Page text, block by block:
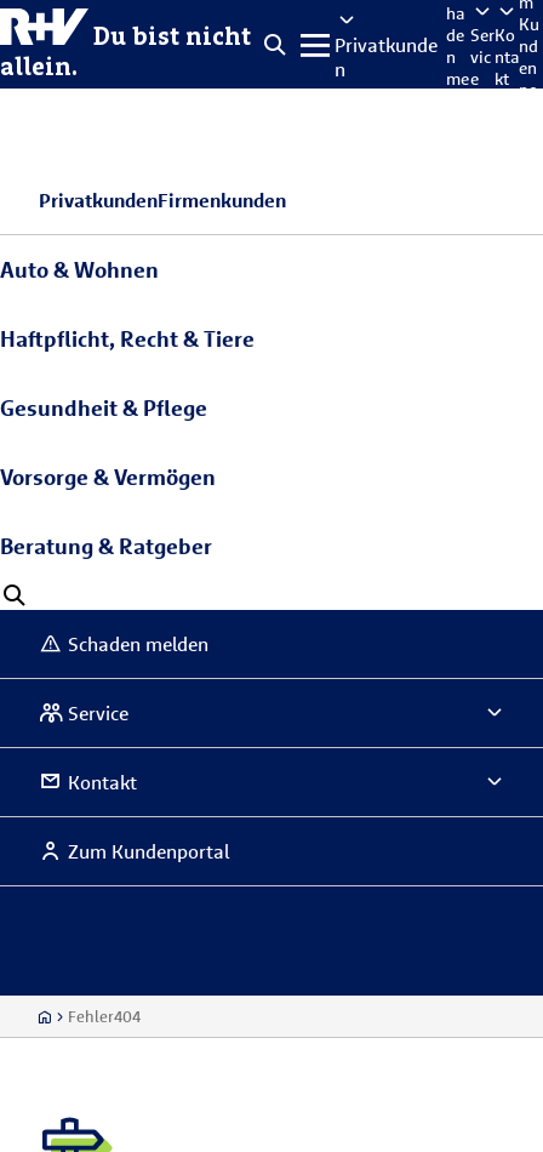
Du bist nicht
allein.
Privatkunde
n
ha
de
n
me
Ser
vic
e
Ko
nta
kt
Ku
nd
en
po
PrivatkundenFirmenkunden
Auto & Wohnen
Haftpflicht, Recht & Tiere
Gesundheit & Pflege
Vorsorge & Vermögen
Beratung & Ratgeber
Schaden melden
Service
Kontakt
Zum Kundenportal
Fehler404